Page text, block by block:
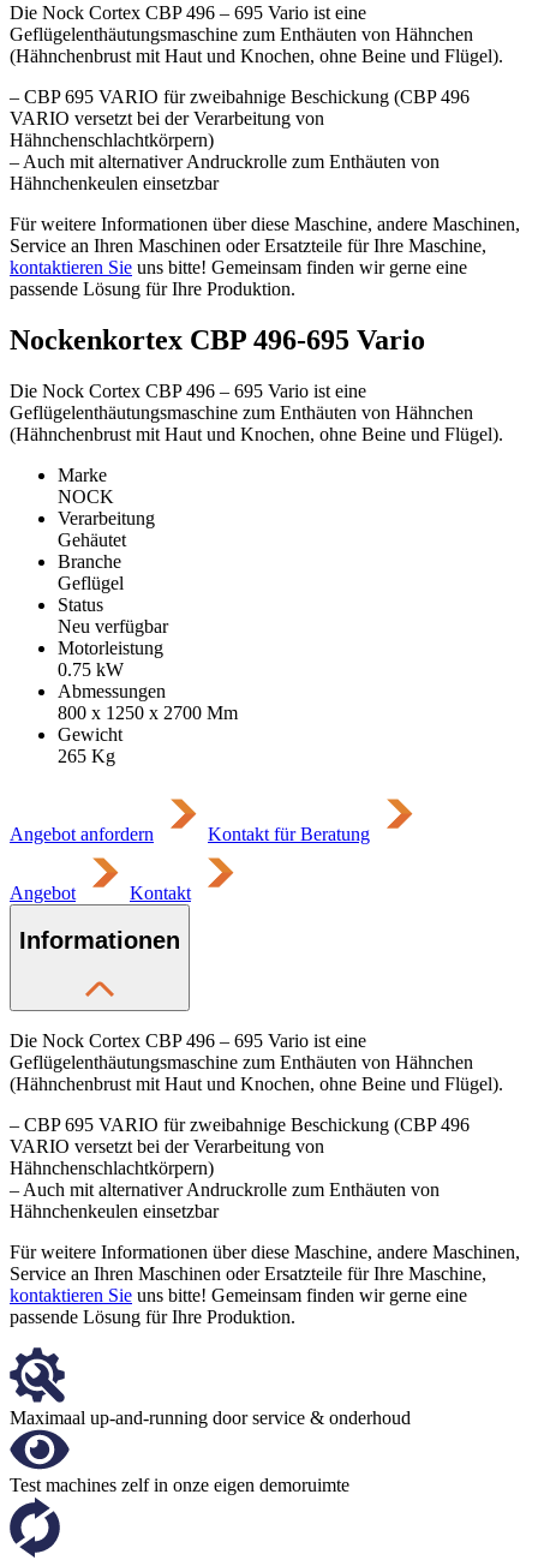
Die Nock Cortex CBP 496 – 695 Vario ist eine
Geflügelenthäutungsmaschine zum Enthäuten von Hähnchen
(Hähnchenbrust mit Haut und Knochen, ohne Beine und Flügel).
– CBP 695 VARIO für zweibahnige Beschickung (CBP 496
VARIO versetzt bei der Verarbeitung von
Hähnchenschlachtkörpern)
– Auch mit alternativer Andruckrolle zum Enthäuten von
Hähnchenkeulen einsetzbar
Für weitere Informationen über diese Maschine, andere Maschinen,
Service an Ihren Maschinen oder Ersatzteile für Ihre Maschine,
kontaktieren Sie uns bitte! Gemeinsam finden wir gerne eine
passende Lösung für Ihre Produktion.
Nockenkortex CBP 496-695 Vario
Die Nock Cortex CBP 496 – 695 Vario ist eine
Geflügelenthäutungsmaschine zum Enthäuten von Hähnchen
(Hähnchenbrust mit Haut und Knochen, ohne Beine und Flügel).
Marke
NOCK
Verarbeitung
Gehäutet
Branche
Geflügel
Status
Neu verfügbar
Motorleistung
0.75 kW
Abmessungen
800 x 1250 x 2700 Mm
Gewicht
265 Kg
Angebot anfordern Kontakt für Beratung
Angebot Kontakt
Informationen
Die Nock Cortex CBP 496 – 695 Vario ist eine
Geflügelenthäutungsmaschine zum Enthäuten von Hähnchen
(Hähnchenbrust mit Haut und Knochen, ohne Beine und Flügel).
– CBP 695 VARIO für zweibahnige Beschickung (CBP 496
VARIO versetzt bei der Verarbeitung von
Hähnchenschlachtkörpern)
– Auch mit alternativer Andruckrolle zum Enthäuten von
Hähnchenkeulen einsetzbar
Für weitere Informationen über diese Maschine, andere Maschinen,
Service an Ihren Maschinen oder Ersatzteile für Ihre Maschine,
kontaktieren Sie uns bitte! Gemeinsam finden wir gerne eine
passende Lösung für Ihre Produktion.
Maximaal up-and-running door service & onderhoud
Test machines zelf in onze eigen demoruimte